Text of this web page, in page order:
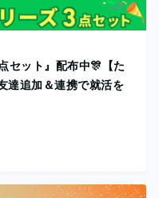
セット』配布中🎊【た
達追加＆連携で就活を